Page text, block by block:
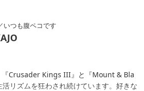
いつも腹ペコです
『Crusader Kings III』と『Mount & Bla
リズムを狂わされ続けています。好きな